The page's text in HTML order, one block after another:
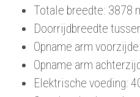
Totale breedte: 3878
Doorrijdbreedte
Opname arm
Opname arm
Elektrische voeding: